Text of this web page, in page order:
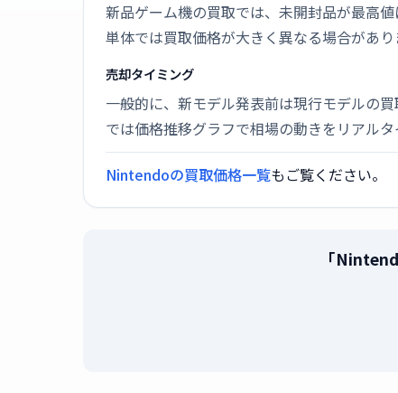
新品ゲーム機の買取では、未開封品が最高
単体では買取価格が大きく異なる場合があり
売却タイミング
一般的に、新モデル発表前は現行モデルの
では価格推移グラフで相場の動きをリアルタ
Nintendoの買取価格一覧もご覧ください。
「